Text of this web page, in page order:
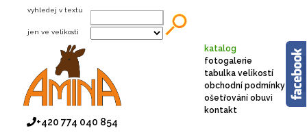
+420 774 040 854
vyhledej v textu
jen ve velikosti
katalog
fotogalerie
tabulka velikostí
obchodní podmínky
ošetřování obuvi
kontakt